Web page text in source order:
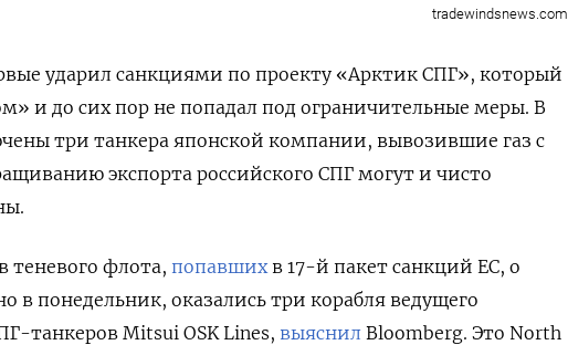
tradewindsnews.com
ударил санкциями по проекту «Арктик СПГ», который
и до сих пор не попадал под ограничительные меры. В
три танкера японской компании, вывозившие газ с
экспорта российского СПГ могут и чисто
теневого флота, попавшихв 17-й пакет санкций ЕС, о
в понедельник, оказались три корабля ведущего
танкеров Mitsui OSK Lines, выяснил Bloomberg. Это North